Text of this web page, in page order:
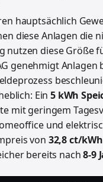
hauptsächlich
diese Anlagen die
nutzen diese Größe
genehmigt
Ein5 kWh
mit geringem
und
von 32,8 ct/kWh
bereits nach8-9